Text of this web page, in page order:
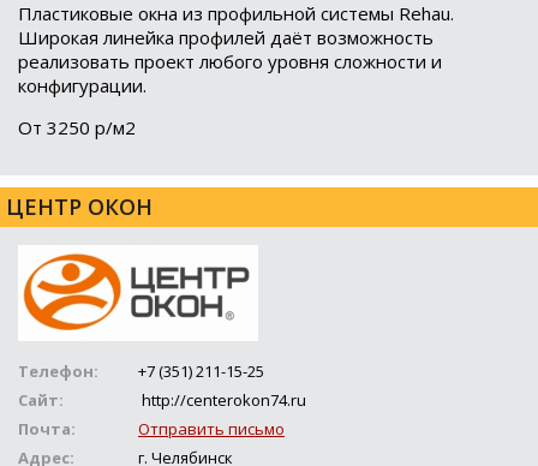
Пластиковые окна из профильной системы Rehau.
Широкая линейка профилей даёт возможность
реализовать проект любого уровня сложности и
конфигурации.
От 3250 р/м2
ЦЕНТР ОКОН
Телефон:
+7 (351) 211-15-25
Сайт:
http://centerokon74.ru
Почта:
Отправить письмо
Адрес:
г. Челябинск